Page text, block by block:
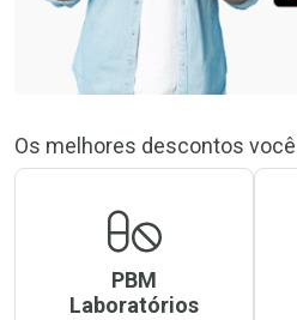
Os melhores descontos
PBM
Laboratórios